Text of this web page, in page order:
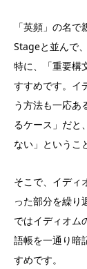
「英頻」の名
Stageと並んで
特に、「重要構
すすめです。イ
う方法も一応あ
るケース」だと
ない」というこ
そこで、イディ
った部分を繰り
ではイディオム
語帳を一通り暗
すめです。